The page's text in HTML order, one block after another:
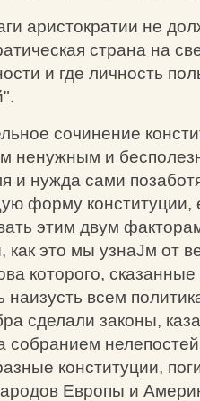
аристократии не
страна на
и где личность
сочинение
ненужным и
и нужда сами
форму конституции,
этим двум
как это мы узнаЈм от
которого,
всем
сделали законы,
собранием
конституции,
Европы и